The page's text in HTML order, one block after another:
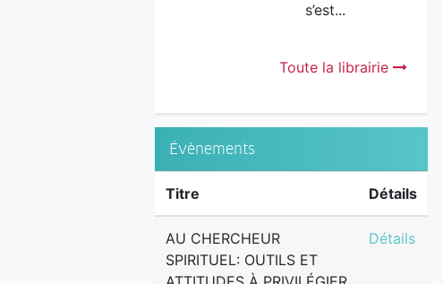
s’est...
Toute la librairie
Évènements
Titre Détails
AU CHERCHEUR
SPIRITUEL: OUTILS ET
AU
Détails